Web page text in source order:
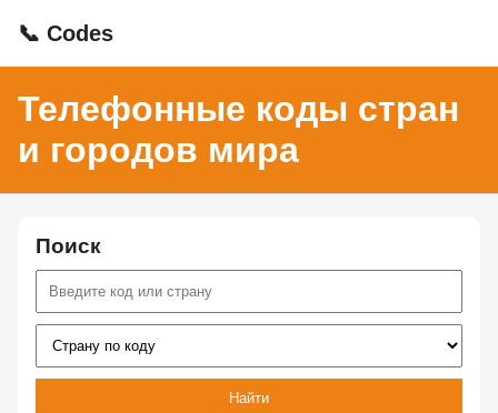
📞 Codes
Телефонные коды стран
и городов мира
Поиск
Найти